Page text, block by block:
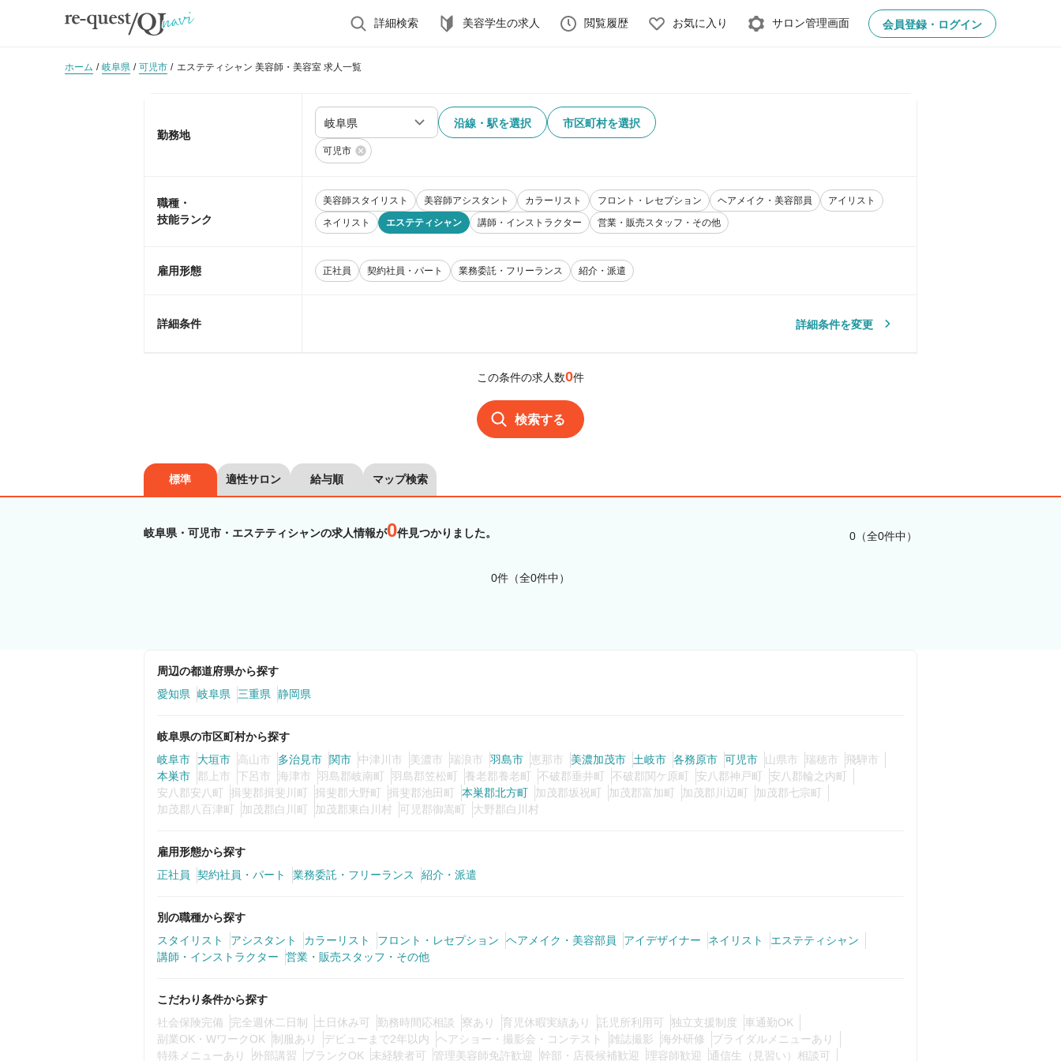
詳細検索 美容学生の求人 閲覧履歴 お気に入り サロン管理画面 会員登録・ログイン
ホーム 岐阜県 可児市 エステティシャン 美容師・美容室 求人一覧
勤務地
沿線・駅を選択 市区町村を選択
可児市
職種・
技能ランク
美容師スタイリスト 美容師アシスタント カラーリスト フロント・レセプション ヘアメイク・美容部員
アイリスト
ネイリスト
エステティシャン 講師・インストラクター 営業・販売スタッフ・その他
雇用形態 正社員 契約社員・パート 業務委託・フリーランス 紹介・派遣
詳細条件 詳細条件を変更
この条件の求人数0件
検索する
標準 適性サロン 給与順 マップ検索
岐阜県・可児市・エステティシャンの求人情報が0件見つかりました。 0（全0件中）
0件（全0件中）
周辺の都道府県から探す
愛知県
岐阜県 三重県 静岡県
岐阜県の市区町村から探す
岐阜市
大垣市 高山市 多治見市 関市 中津川市 美濃市 瑞浪市 羽島市 恵那市 美濃加茂市 土岐市 各務原市 可児市 山県市 瑞穂市
飛騨市
本巣市
郡上市 下呂市 海津市 羽島郡岐南町 羽島郡笠松町 養老郡養老町 不破郡垂井町 不破郡関ケ原町 安八郡神戸町
安八郡輪之内町
安八郡安八町
揖斐郡揖斐川町 揖斐郡大野町 揖斐郡池田町 本巣郡北方町 加茂郡坂祝町 加茂郡富加町 加茂郡川辺町
加茂郡七宗町
加茂郡八百津町
加茂郡白川町 加茂郡東白川村 可児郡御嵩町 大野郡白川村
雇用形態から探す
正社員
契約社員・パート 業務委託・フリーランス 紹介・派遣
別の職種から探す
スタイリスト
アシスタント カラーリスト フロント・レセプション ヘアメイク・美容部員 アイデザイナー ネイリスト
エステティシャン
講師・インストラクター
営業・販売スタッフ・その他
こだわり条件から探す
社会保険完備
完全週休二日制 土日休み可 勤務時間応相談 寮あり 育児休暇実績あり 託児所利用可 独立支援制度
車通勤OK
副業OK・WワークOK
制服あり デビューまで2年以内 ヘアショー・撮影会・コンテスト 雑誌撮影 海外研修
ブライダルメニューあり
特殊メニューあり
外部講習 ブランクOK 未経験者可 管理美容師免許歓迎 幹部・店長候補歓迎 理容師歓迎 通信生（見習い）相談可